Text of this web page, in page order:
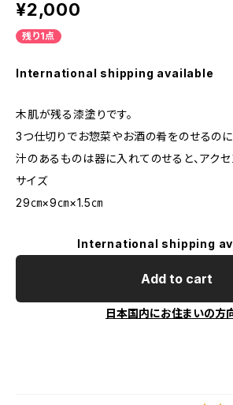
¥2,000
残り1点
International shipping available
木肌が残る漆塗りです。
3つ仕切りでお惣菜やお酒の肴をのせるのに
汁のあるものは器に入れてのせると、アクセ
サイズ
29㎝×9㎝×1.5㎝
International shipping
Add to cart
日本国内にお住まいの方